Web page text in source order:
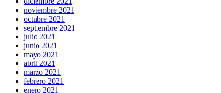
noviembre 2021
octubre 2021
septiembre 2021
julio 2021
junio 2021
mayo 2021
abril 2021
marzo 2021
febrero 2021
enero 2021